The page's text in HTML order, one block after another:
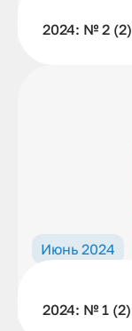
2024: № 2 (2)
Июнь 2024
2024: № 1 (2)